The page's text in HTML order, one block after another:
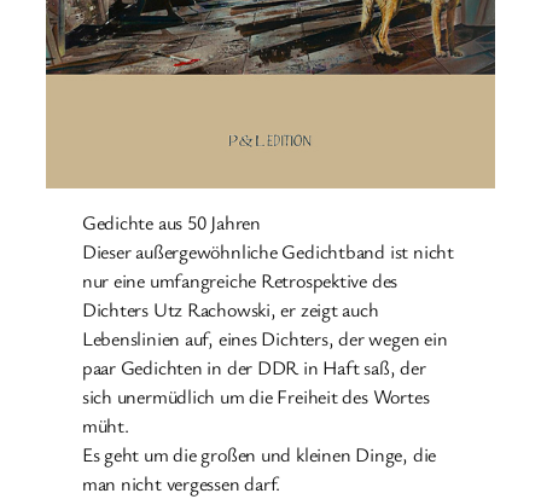
Gedichte aus 50 Jahren
Dieser außergewöhnliche Gedichtband ist nicht
nur eine umfangreiche Retrospektive des
Dichters Utz Rachowski, er zeigt auch
Lebenslinien auf, eines Dichters, der wegen ein
paar Gedichten in der DDR in Haft saß, der
sich unermüdlich um die Freiheit des Wortes
müht.
Es geht um die großen und kleinen Dinge, die
man nicht vergessen darf.